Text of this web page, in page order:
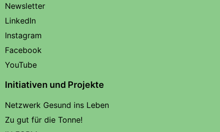
Newsletter
LinkedIn
Instagram
Facebook
YouTube
Initiativen und Projekte
Netzwerk Gesund ins Leben
Zu gut für die Tonne!